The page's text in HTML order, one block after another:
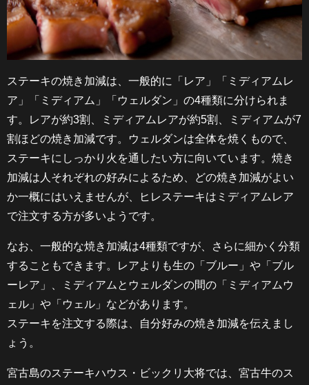
ステーキの焼き加減は、一般的に「レア」「ミディアムレ
ア」「ミディアム」「ウェルダン」の4種類に分けられま
す。レアが約3割、ミディアムレアが約5割、ミディアムが7
割ほどの焼き加減です。ウェルダンは全体を焼くもので、
ステーキにしっかり火を通したい方に向いています。焼き
加減は人それぞれの好みによるため、どの焼き加減がよい
か一概にはいえませんが、ヒレステーキはミディアムレア
で注文する方が多いようです。
なお、一般的な焼き加減は4種類ですが、さらに細かく分類
することもできます。レアよりも生の「ブルー」や「ブル
ーレア」、ミディアムとウェルダンの間の「ミディアムウ
ェル」や「ウェル」などがあります。
ステーキを注文する際は、自分好みの焼き加減を伝えまし
ょう。
宮古島のステーキハウス・ビックリ大将では、宮古牛のス